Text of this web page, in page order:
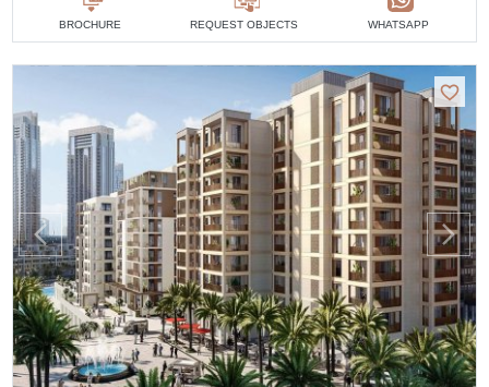
BROCHURE REQUEST OBJECTS WHATSAPP